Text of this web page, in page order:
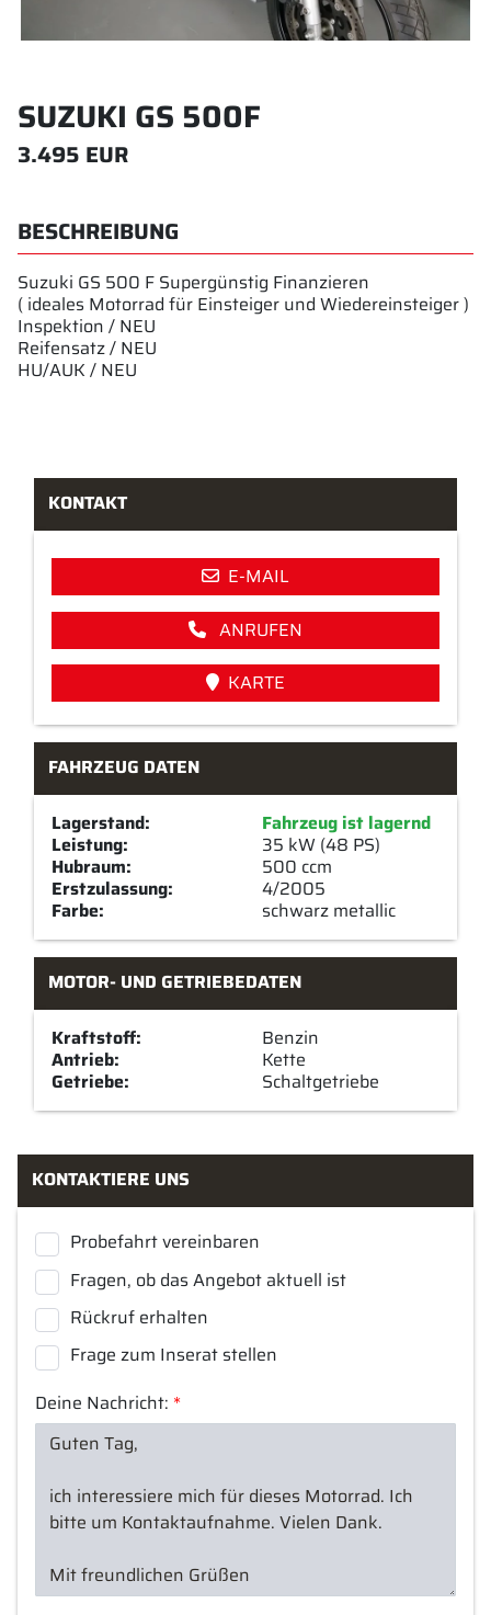
SUZUKI GS 500F
3.495 EUR
BESCHREIBUNG
Suzuki GS 500 F Supergünstig Finanzieren
( ideales Motorrad für Einsteiger und Wiedereinsteiger )
Inspektion / NEU
Reifensatz / NEU
HU/AUK / NEU
KONTAKT
E-MAIL
ANRUFEN
KARTE
FAHRZEUG DATEN
Lagerstand:
Fahrzeug ist lagernd
Leistung:
35 kW (48 PS)
Hubraum:
500 ccm
Erstzulassung:
4/2005
Farbe:
schwarz metallic
MOTOR- UND GETRIEBEDATEN
Kraftstoff:
Benzin
Antrieb:
Kette
Getriebe:
Schaltgetriebe
KONTAKTIERE UNS
Probefahrt vereinbaren
Fragen, ob das Angebot aktuell ist
Rückruf erhalten
Frage zum Inserat stellen
Deine Nachricht: *